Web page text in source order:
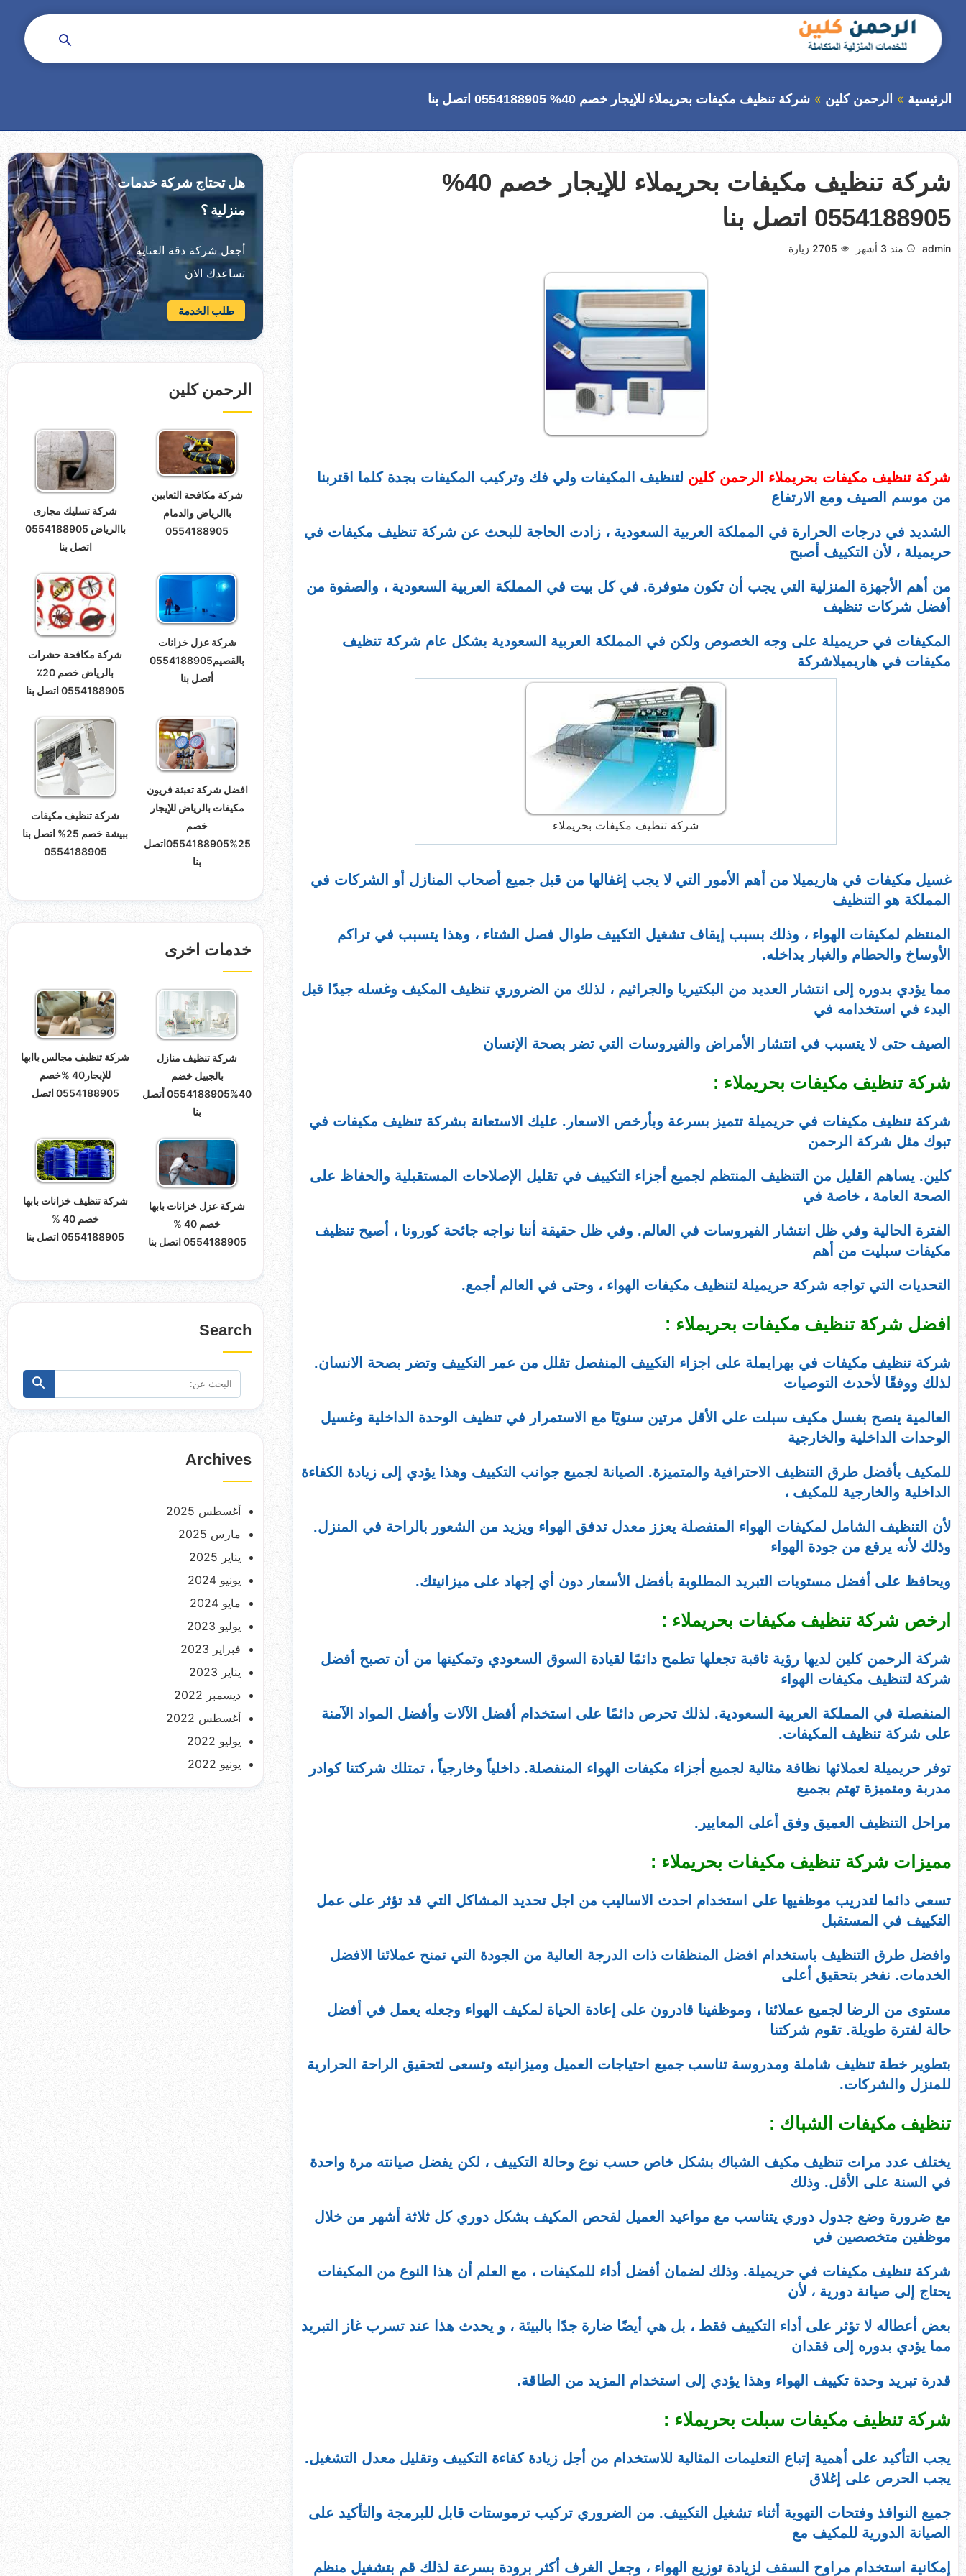
المحتوى
الرئيسية الرحمن كلين شركة تنظيف مكيفات بحريملاء للإيجار خصم 40% 0554188905 اتصل بنا
شركة تنظيف مكيفات بحريملاء للإيجار خصم 40%
0554188905 اتصل بنا
admin منذ 3 أشهر 2705 زيارة
شركة تنظيف مكيفات بحريملاء الرحمن كلين لتنظيف المكيفات ولي فك وتركيب المكيفات بجدة كلما اقتربنا
من موسم الصيف ومع الارتفاع
الشديد في درجات الحرارة في المملكة العربية السعودية ، زادت الحاجة للبحث عن شركة تنظيف مكيفات في
حريميلة ، لأن التكييف أصبح
من أهم الأجهزة المنزلية التي يجب أن تكون متوفرة. في كل بيت في المملكة العربية السعودية ، والصفوة من
أفضل شركات تنظيف
المكيفات في حريميلة على وجه الخصوص ولكن في المملكة العربية السعودية بشكل عام شركة تنظيف
مكيفات في هاريميلاشركة
شركة تنظيف مكيفات بحريملاء
غسيل مكيفات في هاريميلا من أهم الأمور التي لا يجب إغفالها من قبل جميع أصحاب المنازل أو الشركات في
المملكة هو التنظيف
المنتظم لمكيفات الهواء ، وذلك بسبب إيقاف تشغيل التكييف طوال فصل الشتاء ، وهذا يتسبب في تراكم
الأوساخ والحطام والغبار بداخله.
مما يؤدي بدوره إلى انتشار العديد من البكتيريا والجراثيم ، لذلك من الضروري تنظيف المكيف وغسله جيدًا قبل
البدء في استخدامه في
الصيف حتى لا يتسبب في انتشار الأمراض والفيروسات التي تضر بصحة الإنسان
شركة تنظيف مكيفات بحريملاء :
شركة تنظيف مكيفات في حريميلة تتميز بسرعة وبأرخص الاسعار. عليك الاستعانة بشركة تنظيف مكيفات في
تبوك مثل شركة الرحمن
كلين. يساهم القليل من التنظيف المنتظم لجميع أجزاء التكييف في تقليل الإصلاحات المستقبلية والحفاظ على
الصحة العامة ، خاصة في
الفترة الحالية وفي ظل انتشار الفيروسات في العالم. وفي ظل حقيقة أننا نواجه جائحة كورونا ، أصبح تنظيف
مكيفات سبليت من أهم
التحديات التي تواجه شركة حريميلة لتنظيف مكيفات الهواء ، وحتى في العالم أجمع.
افضل شركة تنظيف مكيفات بحريملاء :
شركة تنظيف مكيفات في بهرايملة على اجزاء التكييف المنفصل تقلل من عمر التكييف وتضر بصحة الانسان.
لذلك ووفقًا لأحدث التوصيات
العالمية ينصح بغسل مكيف سبلت على الأقل مرتين سنويًا مع الاستمرار في تنظيف الوحدة الداخلية وغسيل
الوحدات الداخلية والخارجية
للمكيف بأفضل طرق التنظيف الاحترافية والمتميزة. الصيانة لجميع جوانب التكييف وهذا يؤدي إلى زيادة الكفاءة
الداخلية والخارجية للمكيف ،
لأن التنظيف الشامل لمكيفات الهواء المنفصلة يعزز معدل تدفق الهواء ويزيد من الشعور بالراحة في المنزل.
وذلك لأنه يرفع من جودة الهواء
ويحافظ على أفضل مستويات التبريد المطلوبة بأفضل الأسعار دون أي إجهاد على ميزانيتك.
ارخص شركة تنظيف مكيفات بحريملاء :
شركة الرحمن كلين لديها رؤية ثاقبة تجعلها تطمح دائمًا لقيادة السوق السعودي وتمكينها من أن تصبح أفضل
شركة لتنظيف مكيفات الهواء
المنفصلة في المملكة العربية السعودية. لذلك تحرص دائمًا على استخدام أفضل الآلات وأفضل المواد الآمنة
على شركة تنظيف المكيفات.
توفر حريميلة لعملائها نظافة مثالية لجميع أجزاء مكيفات الهواء المنفصلة. داخلياً وخارجياً ، تمتلك شركتنا كوادر
مدربة ومتميزة تهتم بجميع
مراحل التنظيف العميق وفق أعلى المعايير.
مميزات شركة تنظيف مكيفات بحريملاء :
تسعى دائما لتدريب موظفيها على استخدام احدث الاساليب من اجل تحديد المشاكل التي قد تؤثر على عمل
التكييف في المستقبل
وافضل طرق التنظيف باستخدام افضل المنظفات ذات الدرجة العالية من الجودة التي تمنح عملائنا الافضل
الخدمات. نفخر بتحقيق أعلى
مستوى من الرضا لجميع عملائنا ، وموظفينا قادرون على إعادة الحياة لمكيف الهواء وجعله يعمل في أفضل
حالة لفترة طويلة. تقوم شركتنا
بتطوير خطة تنظيف شاملة ومدروسة تناسب جميع احتياجات العميل وميزانيته وتسعى لتحقيق الراحة الحرارية
للمنزل والشركات.
تنظيف مكيفات الشباك :
يختلف عدد مرات تنظيف مكيف الشباك بشكل خاص حسب نوع وحالة التكييف ، لكن يفضل صيانته مرة واحدة
في السنة على الأقل. وذلك
مع ضرورة وضع جدول دوري يتناسب مع مواعيد العميل لفحص المكيف بشكل دوري كل ثلاثة أشهر من خلال
موظفين متخصصين في
شركة تنظيف مكيفات في حريميلة. وذلك لضمان أفضل أداء للمكيفات ، مع العلم أن هذا النوع من المكيفات
يحتاج إلى صيانة دورية ، لأن
بعض أعطاله لا تؤثر على أداء التكييف فقط ، بل هي أيضًا ضارة جدًا بالبيئة ، و يحدث هذا عند تسرب غاز التبريد
مما يؤدي بدوره إلى فقدان
قدرة تبريد وحدة تكييف الهواء وهذا يؤدي إلى استخدام المزيد من الطاقة.
شركة تنظيف مكيفات سبلت بحريملاء :
يجب التأكيد على أهمية إتباع التعليمات المثالية للاستخدام من أجل زيادة كفاءة التكييف وتقليل معدل التشغيل.
يجب الحرص على إغلاق
جميع النوافذ وفتحات التهوية أثناء تشغيل التكييف. من الضروري تركيب ترموستات قابل للبرمجة والتأكيد على
الصيانة الدورية للمكيف مع
إمكانية استخدام مراوح السقف لزيادة توزيع الهواء ، وجعل الغرف أكثر برودة بسرعة لذلك قم بتشغيل منظم
هل تحتاج شركة خدمات
منزلية ؟
أجعل شركة دقة العناية
تساعدك الان
طلب الخدمة
الرحمن كلين
شركة مكافحة الثعابين
باالرياض والدمام
0554188905
شركة تسليك مجارى
باالرياض 0554188905
اتصل بنا
شركة عزل خزانات
بالقصيم0554188905
أتصل بنا
شركة مكافحة حشرات
بالرياض خصم 20٪
0554188905 اتصل بنا
افضل شركة تعبئة فريون
مكيفات بالرياض للإيجار
خصم
25%0554188905اتصل
بنا
شركة تنظيف مكيفات
ببيشة خصم 25% اتصل بنا
0554188905
خدمات اخرى
شركة تنظيف منازل
بالجبيل خضم
40%0554188905 أتصل
بنا
شركة تنظيف مجالس باابها
للإيجار40 %خصم
0554188905 اتصل
شركة عزل خزانات بابها
خصم 40 %
0554188905 اتصل بنا
شركة تنظيف خزانات بابها
خصم 40 %
0554188905 اتصل بنا
Search
البحث
عن:
ابحث
Archives
أغسطس 2025
مارس 2025
يناير 2025
يونيو 2024
مايو 2024
يوليو 2023
فبراير 2023
يناير 2023
ديسمبر 2022
أغسطس 2022
يوليو 2022
يونيو 2022